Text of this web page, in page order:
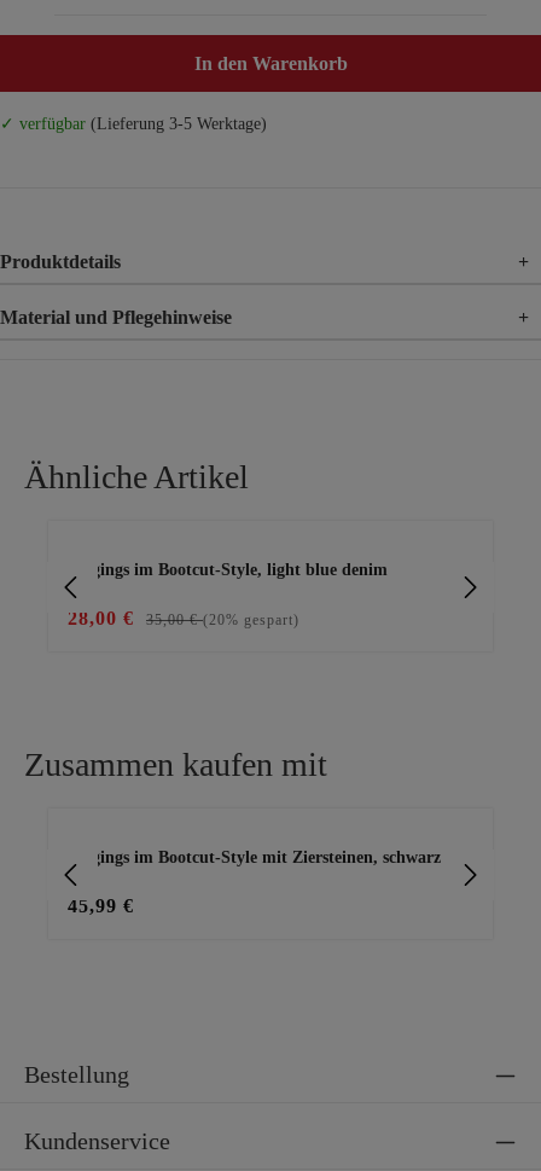
In den Warenkorb
✓ verfügbar (Lieferung 3-5 Werktage)
Produktdetails +
Material und Pflegehinweise +
Ähnliche Artikel
Jeggings im Bootcut-Style, light blue denim
28,00 € 35,00 €(20% gespart)
Zusammen kaufen mit
Jeggings im Bootcut-Style mit Ziersteinen, schwarz
45,99 €
Bestellung
Kundenservice